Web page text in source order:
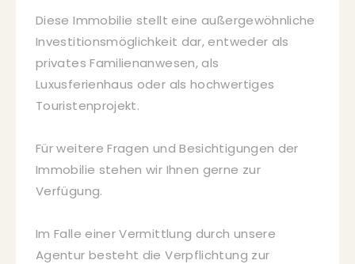
Diese Immobilie stellt eine außergewöhnliche
Investitionsmöglichkeit dar, entweder als
privates Familienanwesen, als
Luxusferienhaus oder als hochwertiges
Touristenprojekt.
Für weitere Fragen und Besichtigungen der
Immobilie stehen wir Ihnen gerne zur
Verfügung.
Im Falle einer Vermittlung durch unsere
Agentur besteht die Verpflichtung zur